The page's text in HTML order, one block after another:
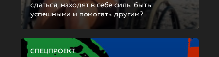
сдаться, находят в себе силы быть
успешными и помогать другим?
СПЕЦПРОЕКТ